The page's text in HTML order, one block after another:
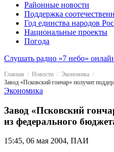
Районные новости
Поддержка
Год единства народов
Национальные проекты
Погода
Слушать радио «7 небо»
Главная Новости
Экономика
Экономика
Завод «Псковский
из федерального
15:45, 06 мая 2004, ПАИ